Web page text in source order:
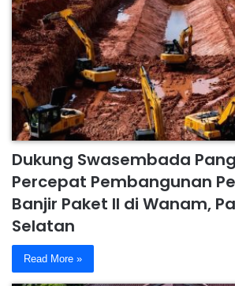
Dukung Swasembada
Percepat Pembangunan
Banjir Paket II di Wanam,
Selatan
Read More »